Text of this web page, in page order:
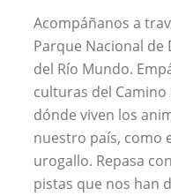
Acompáñanos a
Parque Nacional de
del Río Mundo.
culturas del
dónde viven los
nuestro país, como
urogallo. Repasa
pistas que nos han